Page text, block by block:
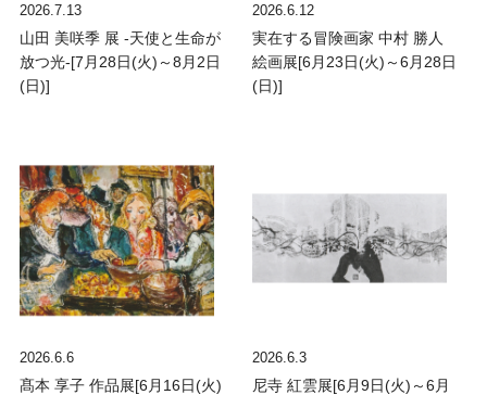
2026.7.13
山田 美咲季 展 -天使と生命が
放つ光-[7月28日(火)～8月2日
(日)]
2026.6.12
実在する冒険画家 中村 勝人
絵画展[6月23日(火)～6月28日
(日)]
2026.6.6
髙本 享子 作品展[6月16日(火)
2026.6.3
尼寺 紅雲展[6月9日(火)～6月